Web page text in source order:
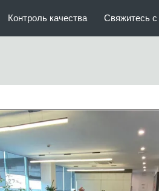
Контроль качества Свяжитесь